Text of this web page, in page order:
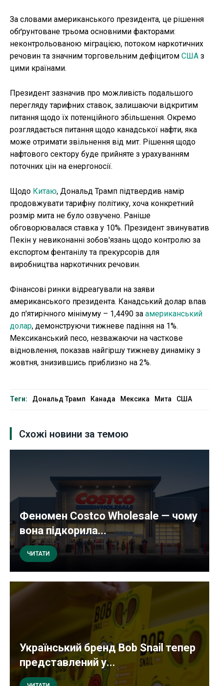
За словами американського президента, це рішення
обґрунтоване трьома основними факторами:
неконтрольованою міграцією, потоком наркотичних
речовин та значним торговельним дефіцитом США з
цими країнами.
Президент зазначив про можливість подальшого
перегляду тарифних ставок, залишаючи відкритим
питання щодо їх потенційного збільшення. Окремо
розглядається питання щодо канадської нафти, яка
може отримати звільнення від мит. Рішення щодо
нафтового сектору буде прийняте з урахуванням
поточних цін на енергоносії.
Щодо Китаю, Дональд Трамп підтвердив намір
продовжувати тарифну політику, хоча конкретний
розмір мита не було озвучено. Раніше
обговорювалася ставка у 10%. Президент звинуватив
Пекін у невиконанні зобов'язань щодо контролю за
експортом фентанілу та прекурсорів для
виробництва наркотичних речовин.
Фінансові ринки відреагували на заяви
американського президента. Канадський долар впав
до п'ятирічного мінімуму – 1,4490 за американський
долар, демонструючи тижневе падіння на 1%.
Мексиканський песо, незважаючи на часткове
відновлення, показав найгіршу тижневу динаміку з
жовтня, знизившись приблизно на 2%.
Теги: Дональд Трамп Канада Мексика Мита США
Схожі новини за темою
Феномен Costco Wholesale — чому
вона підкорила...
ЧИТАТИ
Український бренд Bob Snail тепер
представлений у...